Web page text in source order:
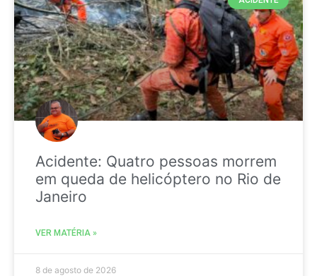
Acidente: Quatro pessoas morrem
em queda de helicóptero no Rio de
Janeiro
VER MATÉRIA »
8 de agosto de 2026